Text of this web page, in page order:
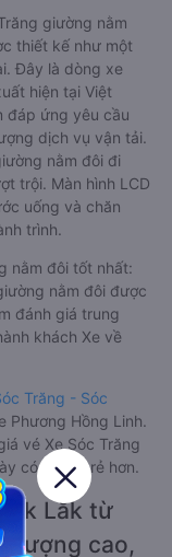
giường nằm
thiết kế như một
Đây là dòng xe
hiện tại Việt
đáp ứng yêu cầu
dịch vụ vận tải.
nằm đôi đi
trội. Màn hình LCD
uống và chăn
trình.
nằm đôi tốt nhất:
nằm đôi được
đánh giá trung
khách Xe về
Trăng - Sóc
Phương Hồng Linh.
vé Xe Sóc Trăng
có thể sẽ rẻ hơn.
Lắk từ
lượng cao,